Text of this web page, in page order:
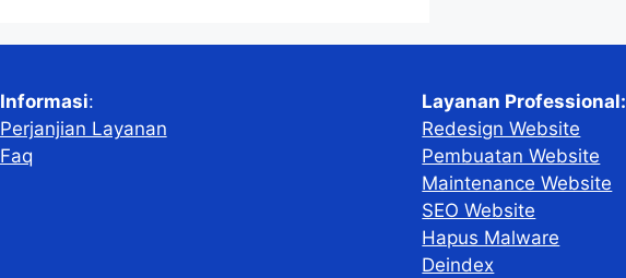
Informasi:
Perjanjian Layanan
Faq
Layanan Professional:
Redesign Website
Pembuatan Website
Maintenance Website
SEO Website
Hapus Malware
Deindex